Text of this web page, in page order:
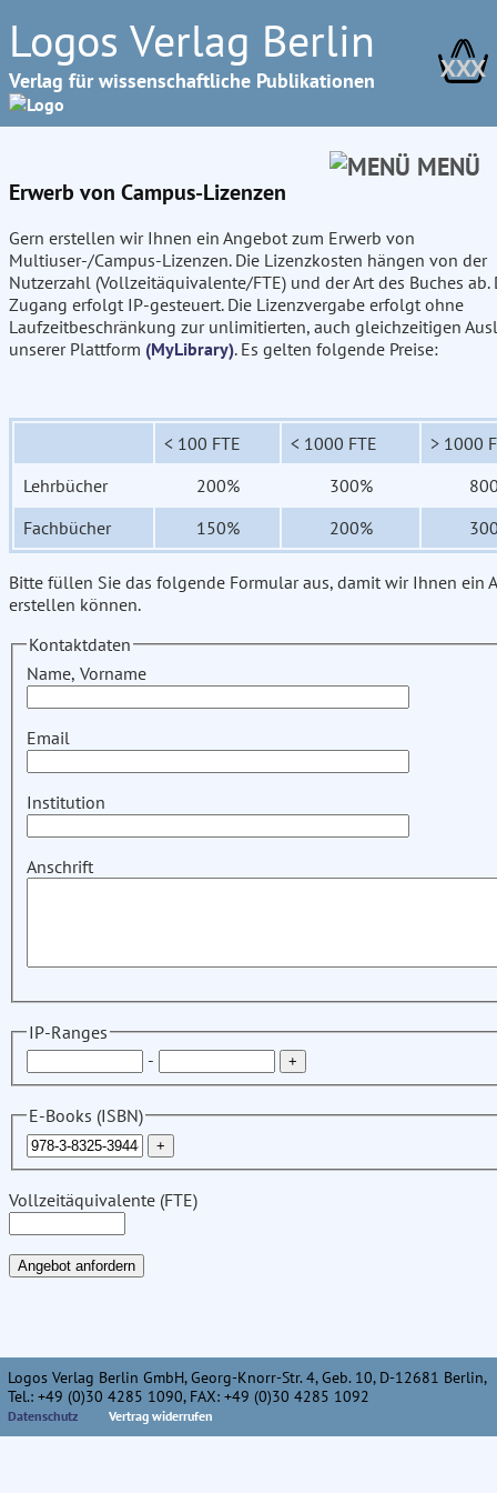
Logos Verlag Berlin
Verlag für wissenschaftliche Publikationen XXX
MENÜ
Erwerb von Campus-Lizenzen
Gern erstellen wir Ihnen ein Angebot zum Erwerb von
Multiuser-/Campus-Lizenzen. Die Lizenzkosten hängen von der
Nutzerzahl (Vollzeitäquivalente/FTE) und der Art des Buches ab.
Zugang erfolgt IP-gesteuert. Die Lizenzvergabe erfolgt ohne
Laufzeitbeschränkung zur unlimitierten, auch gleichzeitigen
unserer Plattform (MyLibrary). Es gelten folgende Preise:
< 100 FTE < 1000 FTE
> 1000
Lehrbücher
200% 300%
Fachbücher
150% 200%
Bitte füllen Sie das folgende Formular aus, damit wir Ihnen ein
erstellen können.
Kontaktdaten
Name, Vorname
Email
Institution
Anschrift
IP-Ranges
-
E-Books (ISBN)
Vollzeitäquivalente (FTE)
Logos Verlag Berlin GmbH, Georg-Knorr-Str. 4, Geb. 10, D-12681 Berlin,
Tel.: +49 (0)30 4285 1090, FAX: +49 (0)30 4285 1092
Datenschutz Vertrag widerrufen